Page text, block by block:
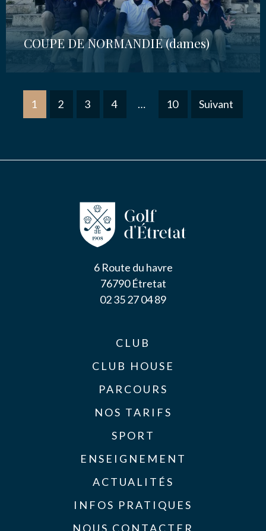
COUPE DE NORMANDIE (dames)
1 2 3 4 … 10 Suivant
6 Route du havre
76790 Étretat
02 35 27 04 89
CLUB
CLUB HOUSE
PARCOURS
NOS TARIFS
SPORT
ENSEIGNEMENT
ACTUALITÉS
INFOS PRATIQUES
NOUS CONTACTER